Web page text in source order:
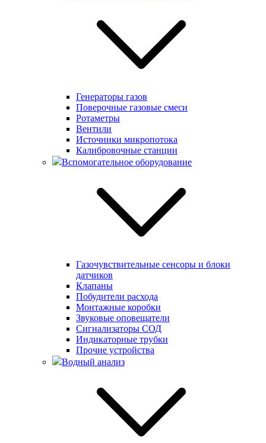
Генераторы газов
Поверочные газовые смеси
Ротаметры
Вентили
Источники микропотока
Калибровочные станции
Вспомогательное оборудование
Газочувствительные сенсоры и блоки
датчиков
Клапаны
Побудители расхода
Монтажные коробки
Звуковые оповещатели
Сигнализаторы СОД
Индикаторные трубки
Прочие устройства
Водный анализ